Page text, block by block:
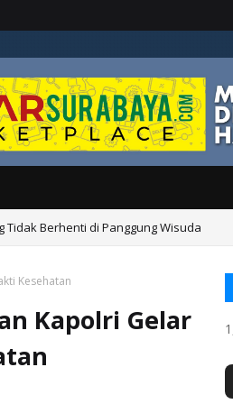
Berhenti di Panggung Wisuda
Kesehatan
Kapolri Gelar